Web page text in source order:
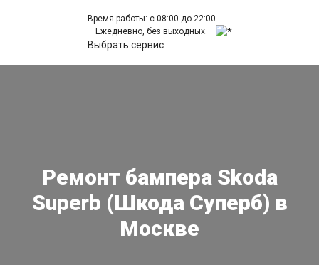
Время работы: с 08:00 до 22:00
Ежедневно, без выходных.
Выбрать сервис
Ремонт бампера Skoda
Superb (Шкода Суперб) в
Москве